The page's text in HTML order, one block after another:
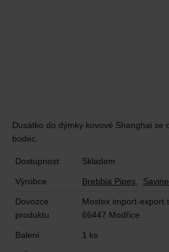
Dusátko do dýmky kovové Shanghai se
bodec.
Dostupnost Skladem
Výrobce Brebbia Pipes
Dovozce
produktu
Mostex import-export
66447 Modřice
Balení 1 ks